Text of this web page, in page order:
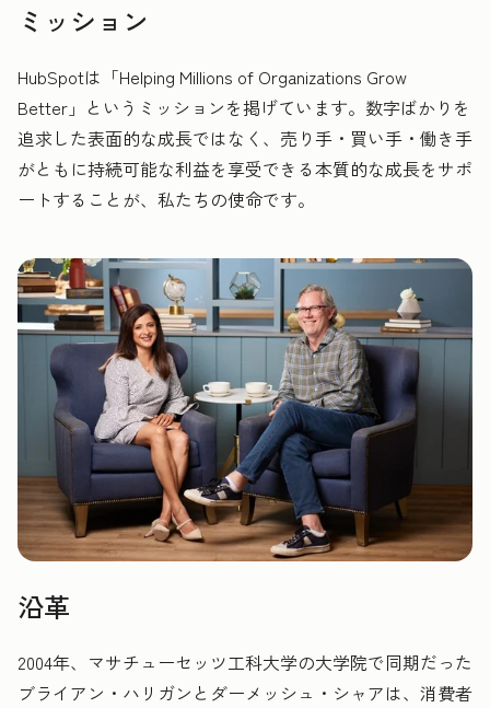
ミッション
HubSpotは「Helping Millions of Organizations Grow
Better」というミッションを掲げています。数字ばかりを
追求した表面的な成長ではなく、売り手・買い手・働き手
がともに持続可能な利益を享受できる本質的な成長をサポ
ートすることが、私たちの使命です。
沿革
2004年、マサチューセッツ工科大学の大学院で同期だった
ブライアン・ハリガンとダーメッシュ・シャアは、消費者